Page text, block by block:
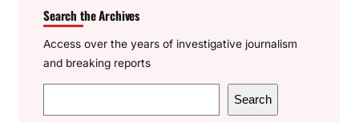
Search the Archives
Access over the years of investigative journalism
and breaking reports
e
Search